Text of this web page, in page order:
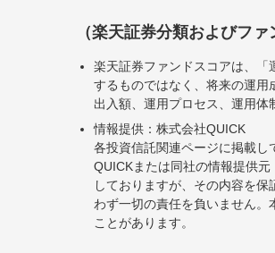
（楽天証券分類およびフ
楽天証券ファンドスコアは、
するものではなく、将来の運
出入額、運用プロセス、運用
情報提供：株式会社QUICK
各投資信託関連ページに掲載
QUICKまたは同社の情報提供
しておりますが、その内容を
わず一切の責任を負いません
ことがあります。